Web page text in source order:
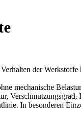
der
mechanische
In besonderen